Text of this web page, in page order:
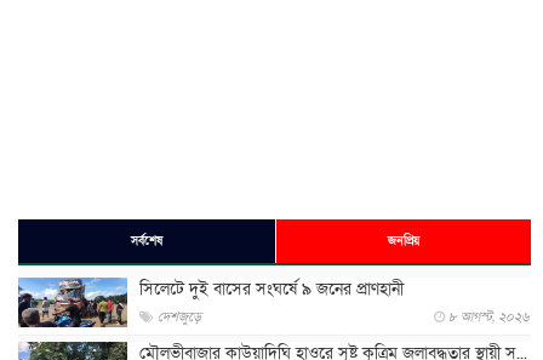
সর্বশেষ জনপ্রিয়
সিলেটে দুই বাসের সংঘর্ষে ৯ জনের প্রাণহানী
দেশজুড়ে ৮ আগস্ট, ২০২৬
মৌলভীবাজার কাউয়াদিঘি হাওরে সৃষ্ট কৃত্রিম জলাবদ্ধতার স্থায়ী স...